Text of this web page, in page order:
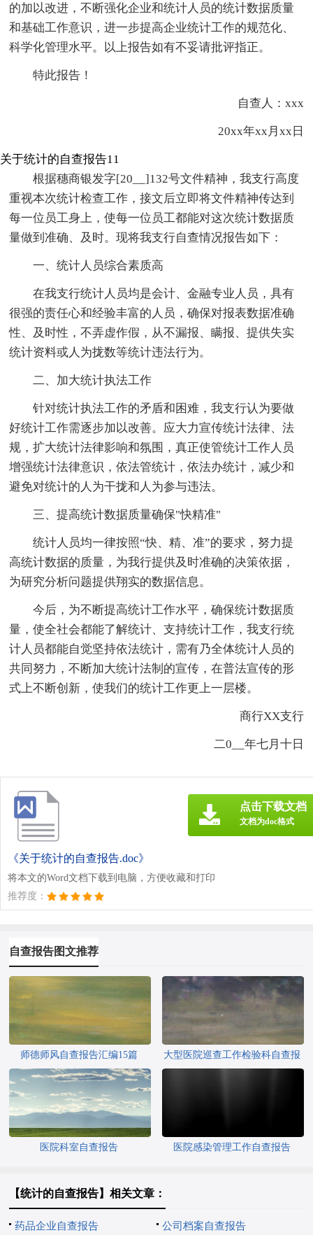
的加以改进，不断强化企业和统计人员的统计数据质量
和基础工作意识，进一步提高企业统计工作的规范化、
科学化管理水平。以上报告如有不妥请批评指正。
特此报告！
自查人：xxx
20xx年xx月xx日
关于统计的自查报告11
根据穗商银发字[20__]132号文件精神，我支行高度
重视本次统计检查工作，接文后立即将文件精神传达到
每一位员工身上，使每一位员工都能对这次统计数据质
量做到准确、及时。现将我支行自查情况报告如下：
一、统计人员综合素质高
在我支行统计人员均是会计、金融专业人员，具有
很强的责任心和经验丰富的人员，确保对报表数据准确
性、及时性，不弄虚作假，从不漏报、瞒报、提供失实
统计资料或人为拢数等统计违法行为。
二、加大统计执法工作
针对统计执法工作的矛盾和困难，我支行认为要做
好统计工作需逐步加以改善。应大力宣传统计法律、法
规，扩大统计法律影响和氛围，真正使管统计工作人员
增强统计法律意识，依法管统计，依法办统计，减少和
避免对统计的人为干拢和人为参与违法。
三、提高统计数据质量确保"快精准"
统计人员均一律按照“快、精、准”的要求，努力提
高统计数据的质量，为我行提供及时准确的决策依据，
为研究分析问题提供翔实的数据信息。
今后，为不断提高统计工作水平，确保统计数据质
量，使全社会都能了解统计、支持统计工作，我支行统
计人员都能自觉坚持依法统计，需有乃全体统计人员的
共同努力，不断加大统计法制的宣传，在普法宣传的形
式上不断创新，使我们的统计工作更上一层楼。
商行XX支行
二0__年七月十日
《关于统计的自查报告.doc》
将本文的Word文档下载到电脑，方便收藏和打印
推荐度：
点击下载文档
文档为doc格式
自查报告图文推荐
师德师风自查报告汇编15篇
大型医院巡查工作检验科自查报
医院科室自查报告 医院感染管理工作自查报告
【统计的自查报告】相关文章：
药品企业自查报告 公司档案自查报告